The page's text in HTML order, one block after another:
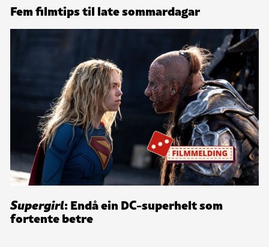
Fem filmtips til late sommardagar
Supergirl: Endå ein DC-superhelt som
fortente betre